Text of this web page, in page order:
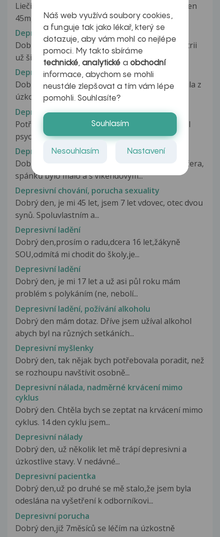
Liečim sa na depresiu, mám kombináciu Mirzaten
45mg + Citalopram 30mg, na noc...
Depresia, úzkosť
Dobrý deň, mám 31 rokov, liečim sa na psychiatrii
už šiesty rok,beriem na ráno...
Depresivní adění
Dobrý den, asi před třičtvrtě rokem jsem se lěčila z
úzkostné poruchy( postačila...
Depresivní fáze
Potřeboval bych doporučit typ a dávkování SSRI
psychofarmak. Tento rok jsem...
Depresivní fáze
Dobrý den, 2 roky jsem pracoval od rana do večera,
spánku bylo málo a s víkendovým...
Depresivní chování, porucha sexuality
Dobrý den, je mi 45 let, jsem 7 let vdovec, otec dvou
synů. Spoluvlastním a...
Depresivní ladění
Dobrý den,prosím o radu,dcera 16 let,žákyně
SOU,odmítá mi chodit do školy,je...
Depresivní ladění
Dobrý den, je mi 17 let a už asi půl roku mám
problém s polykáním (ne, nebolí...
Depresivní ladění, požívání alkoholu
Dobrý den mám dotaz. Dříve jsem užíval alkohol
abych byl na různých setkáních...
Depresivní myšlenky
Dobrý den, tak nějak bych potřebovala poradit, než
se rozhoupu navštívit osobně...
Depresivní nálada, nadměrné krvácení mimo
cyklus
Dobrý den. Chtěla bych se zeptat na krvácení mimo
cyklus. 14 den cyklu jsem...
Depresivní nálady
Dobrý den, už několik let mě trápí depresivni a
úzkostlive stavy. V nedávné...
Depresivní pacientka
Dobrý den,už po druhé se mě stalo,že jsem byla
odeslána na vyšetření k odborníkovi...
Depresivní porucha
Dobrý den,již 7měsíců se léčím na úzkostně
Náš web využívá soubory cookies,
a funguje tak jako lékař, který se
dotazuje, aby vám mohl co nejlépe
pomoci. My takto sbíráme
technické,analytické a obchodní
informace, abychom se mohli
neustále zlepšovat a tím vám lépe
pomohli. Souhlasíte?
Souhlasím
Nesouhlasím Nastavení